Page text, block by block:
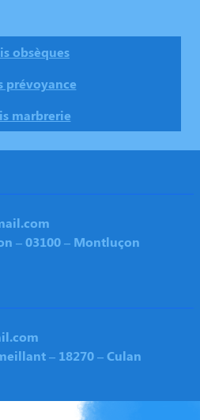
obsèques
prévoyance
marbrerie
– 03100 – Montluçon
– 18270 – Culan